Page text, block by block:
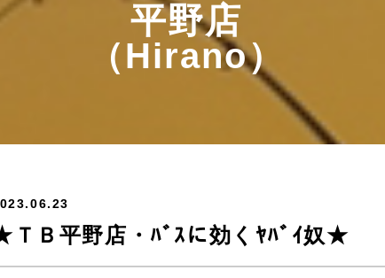
平野店
（Hirano）
ＴＢ平野店・ﾊﾞｽに効くﾔﾊﾞｲ奴★